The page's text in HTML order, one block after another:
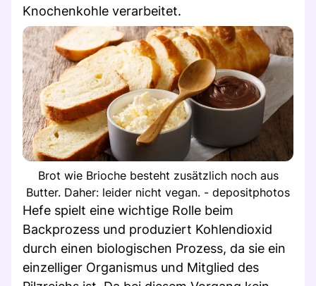
Knochenkohle verarbeitet.
Brot wie Brioche besteht zusätzlich noch aus
Butter. Daher: leider nicht vegan. - depositphotos
Hefe spielt eine wichtige Rolle beim
Backprozess und produziert Kohlendioxid
durch einen biologischen Prozess, da sie ein
einzelliger Organismus und Mitglied des